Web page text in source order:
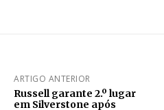
ARTIGO ANTERIOR
Russell garante 2.º lugar
em Silverstone após